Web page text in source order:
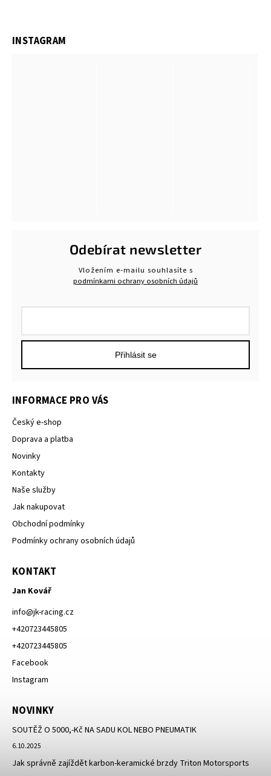
INSTAGRAM
INFORMACE PRO VÁS
Český e-shop
Doprava a platba
Novinky
Kontakty
Naše služby
Jak nakupovat
Obchodní podmínky
Podmínky ochrany osobních údajů
KONTAKT
Jan Kovář
info@jk-racing.cz
+420723445805
+420723445805
Facebook
Instagram
NOVINKY
SOUTĚŽ O 5000,-Kč NA SADU KOL NEBO PNEUMATIK
6.10.2025
Jak správně zajíždět karbon-keramické brzdy Triton Motorsports
Odebírat newsletter
Vložením e-mailu souhlasíte s
podmínkami ochrany osobních údajů
Přihlásit se